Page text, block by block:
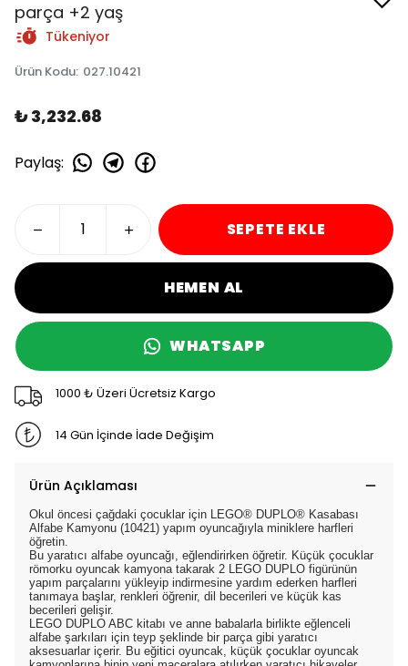
parça +2 yaş
Tükeniyor
Ürün Kodu: 027.10421
₺ 3,232.68
Paylaş:
SEPETE EKLE
HEMEN AL
WHATSAPP
1000 ₺ Üzeri Ücretsiz Kargo
14 Gün İçinde İade Değişim
Ürün Açıklaması
Okul öncesi çağdaki çocuklar için LEGO® DUPLO® Kasabası
Alfabe Kamyonu (10421) yapım oyuncağıyla miniklere harfleri
öğretin.
Bu yaratıcı alfabe oyuncağı, eğlendirirken öğretir. Küçük çocuklar
römorku oyuncak kamyona takarak 2 LEGO DUPLO figürünün
yapım parçalarını yükleyip indirmesine yardım ederken harfleri
tanımaya başlar, renkleri öğrenir, dil becerileri ve küçük kas
becerileri gelişir.
LEGO DUPLO ABC kitabı ve anne babalarla birlikte eğlenceli
alfabe şarkıları için teyp şeklinde bir parça gibi yaratıcı
aksesuarlar içerir. Bu eğitici oyuncak, küçük çocuklar oyuncak